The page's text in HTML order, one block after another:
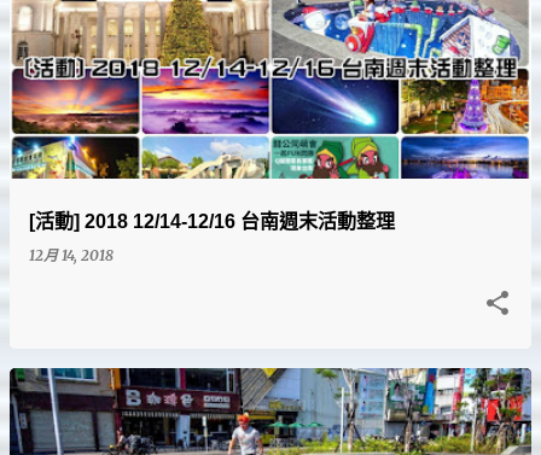
[活動] 2018 12/14-12/16 台南週末活動整理
12月 14, 2018